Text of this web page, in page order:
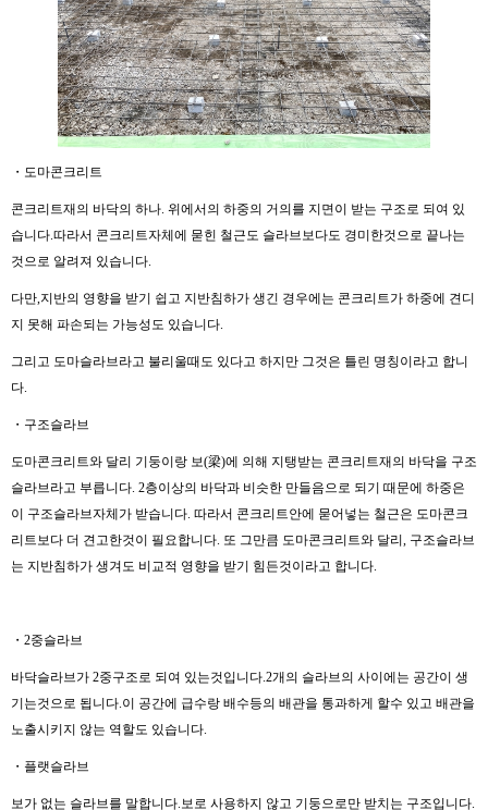
・도마콘크리트
콘크리트재의 바닥의 하나. 위에서의 하중의 거의를 지면이 받는 구조로 되여 있
습니다.따라서 콘크리트자체에 묻힌 철근도 슬라브보다도 경미한것으로 끝나는
것으로 알려져 있습니다.
다만,지반의 영향을 받기 쉽고 지반침하가 생긴 경우에는 콘크리트가 하중에 견디
지 못해 파손되는 가능성도 있습니다.
그리고 도마슬라브라고 불리울때도 있다고 하지만 그것은 틀린 명칭이라고 합니
다.
・구조슬라브
도마콘크리트와 달리 기둥이랑 보(梁)에 의해 지탱받는 콘크리트재의 바닥을 구조
슬라브라고 부릅니다. 2층이상의 바닥과 비슷한 만들음으로 되기 때문에 하중은
이 구조슬라브자체가 받습니다. 따라서 콘크리트안에 묻어넣는 철근은 도마콘크
리트보다 더 견고한것이 필요합니다. 또 그만큼 도마콘크리트와 달리, 구조슬라브
는 지반침하가 생겨도 비교적 영향을 받기 힘든것이라고 합니다.
・2중슬라브
바닥슬라브가 2중구조로 되여 있는것입니다.2개의 슬라브의 사이에는 공간이 생
기는것으로 됩니다.이 공간에 급수랑 배수등의 배관을 통과하게 할수 있고 배관을
노출시키지 않는 역할도 있습니다.
・플랫슬라브
보가 없는 슬라브를 말합니다.보로 사용하지 않고 기둥으로만 받치는 구조입니다.